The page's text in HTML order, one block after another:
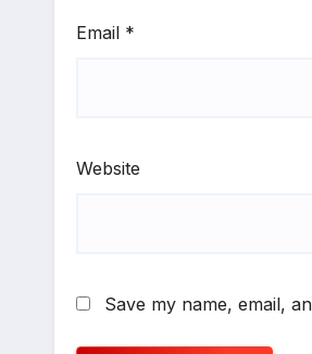
Email *
Website
Save my name, email,